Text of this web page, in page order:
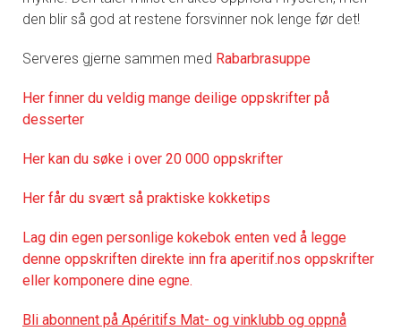
den blir så god at restene forsvinner nok lenge før det!
Serveres gjerne sammen med Rabarbrasuppe
Her finner du veldig mange deilige oppskrifter på
desserter
Her kan du søke i over 20 000 oppskrifter
Her får du svært så praktiske kokketips
Lag din egen personlige kokebok enten ved å legge
denne oppskriften direkte inn fra aperitif.nos oppskrifter
eller komponere dine egne.
Bli abonnent på Apéritifs Mat- og vinklubb og oppnå